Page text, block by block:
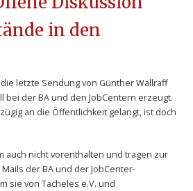
in den
letzte Sendung von Günther Wallraff
bei der BA und den JobCentern erzeugt.
an die Öffentlichkeit gelangt, ist doch
auch nicht vorenthalten und tragen zur
der BA und der JobCenter-
sie von Tacheles e.V. und